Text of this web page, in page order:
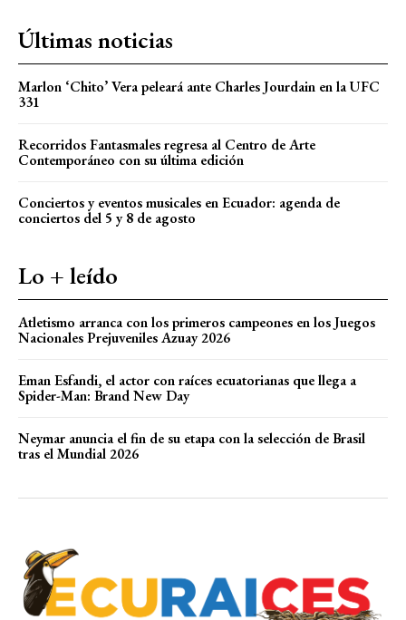
Últimas noticias
Marlon ‘Chito’ Vera peleará ante Charles Jourdain en la UFC
331
Recorridos Fantasmales regresa al Centro de Arte
Contemporáneo con su última edición
Conciertos y eventos musicales en Ecuador: agenda de
conciertos del 5 y 8 de agosto
Lo + leído
Atletismo arranca con los primeros campeones en los Juegos
Nacionales Prejuveniles Azuay 2026
Eman Esfandi, el actor con raíces ecuatorianas que llega a
Spider-Man: Brand New Day
Neymar anuncia el fin de su etapa con la selección de Brasil
tras el Mundial 2026